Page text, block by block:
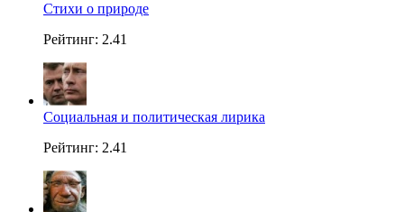
Стихи о природе
Рейтинг: 2.41
Социальная и политическая лирика
Рейтинг: 2.41